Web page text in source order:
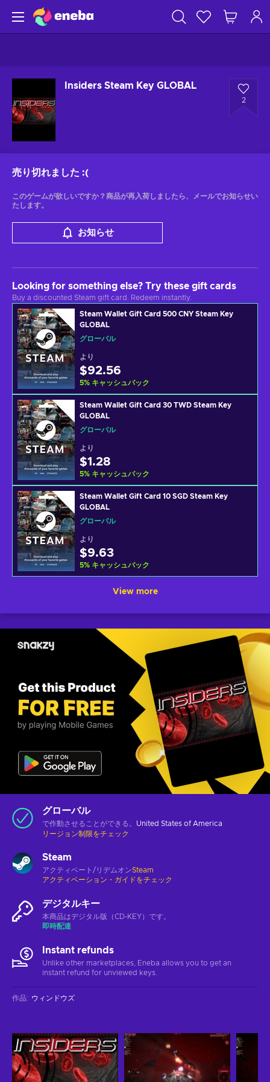
Insiders Steam Key GLOBAL
2
売り切れました :(
このゲームが欲しいですか？商品が再入荷しましたら、メールでお知らせい
たします。
お知らせ
Looking for something else? Try these gift cards
Buy a discounted Steam gift card. Redeem instantly.
Steam Wallet Gift Card 500 CNY Steam Key
GLOBAL
グローバル
より
$92.56
5% キャッシュバック
Steam Wallet Gift Card 30 TWD Steam Key
GLOBAL
グローバル
より
$1.28
5% キャッシュバック
Steam Wallet Gift Card 10 SGD Steam Key
GLOBAL
グローバル
より
$9.63
5% キャッシュバック
View more
グローバル
で作動させることができる。 United States of America
リージョン制限をチェック
Steam
アクティベート/リデムオンSteam
アクティベーション・ガイドをチェック
デジタルキー
本商品はデジタル版（CD-KEY）です。
即時配達
Instant refunds
Unlike other marketplaces, Eneba allows you to get an
instant refund for unviewed keys.
作品: ウィンドウズ